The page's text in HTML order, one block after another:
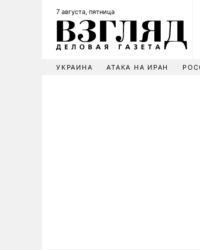
7 августа, пятница
УКРАИНА АТАКА НА ИРАН